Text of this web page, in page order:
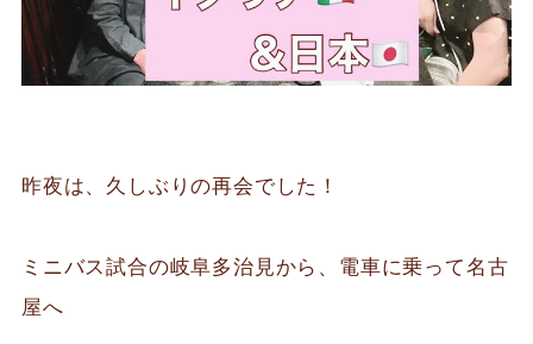
昨夜は、久しぶりの再会でした！
ミニバス試合の岐阜多治見から、電車に乗って名古
屋へ